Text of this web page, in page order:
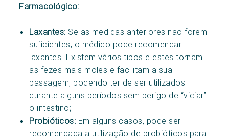
Farmacológico:
Laxantes: Se as medidas anteriores não forem
suficientes, o médico pode recomendar
laxantes. Existem vários tipos e estes tornam
as fezes mais moles e facilitam a sua
passagem, podendo ter de ser utilizados
durante alguns períodos sem perigo de “viciar”
o intestino;
Probióticos: Em alguns casos, pode ser
recomendada a utilização de probióticos para